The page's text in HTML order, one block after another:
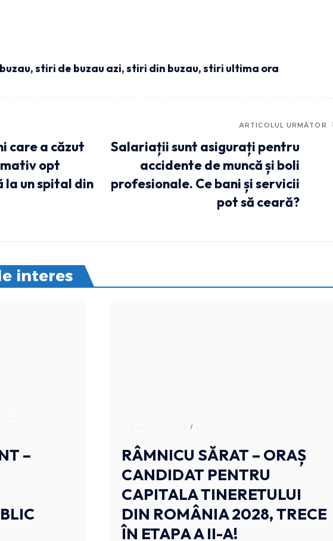
,stiri de buzau azi,stiri din buzau,stiri ultima ora
care a căzut
opt
un spital din
ARTICOLUL URMĂTOR
Salariații sunt asigurați pentru
accidente de muncă și boli
profesionale. Ce bani și servicii
pot să ceară?
interes
–
ADMINISTRATIV
RÂMNICU SĂRAT – ORAȘ
CANDIDAT PENTRU
CAPITALA TINERETULUI
DIN ROMÂNIA 2028, TRECE
ÎN ETAPA A II-A!